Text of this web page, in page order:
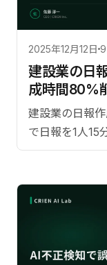
2025年12月12日
建設業の日
成時間80%
建設業の日報
で日報を1人
と、段階的導